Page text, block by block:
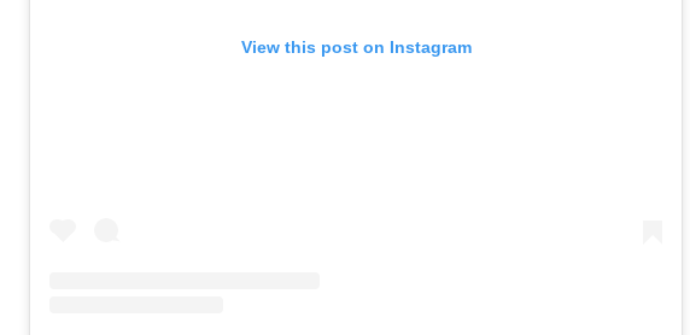
View this post on Instagram